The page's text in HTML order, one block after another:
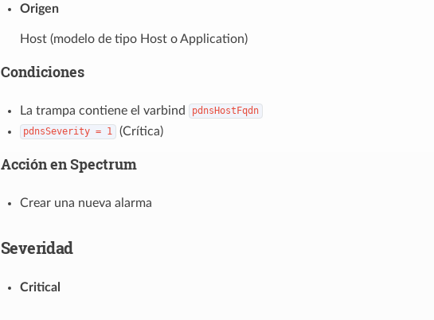
Origen
Host (modelo de tipo Host o Application)
Condiciones
La trampa contiene el varbind
pdnsHostFqdn
pdnsSeverity = 1 (Crítica)
Acción en Spectrum
Crear una nueva alarma
Severidad
Critical